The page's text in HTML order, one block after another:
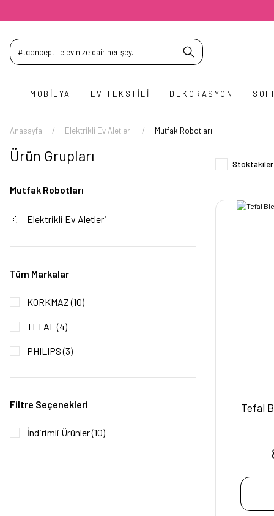
MOBILYA EV TEKSTILI DEKORASYON
Anasayfa Elektrikli Ev Aletleri Mutfak Robotları
Ürün Grupları
Mutfak Robotları
Elektrikli Ev Aletleri
Tüm Markalar
KORKMAZ (10)
TEFAL (4)
PHILIPS (3)
Filtre Seçenekleri
İndirimli Ürünler (10)
Stoktakiler
Tefal